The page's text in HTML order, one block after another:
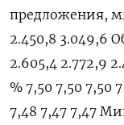
предложения,
2.450,8 3.049,6
2.605,4 2.772,9
% 7,50 7,50 7,50
7,48 7,47 7,47